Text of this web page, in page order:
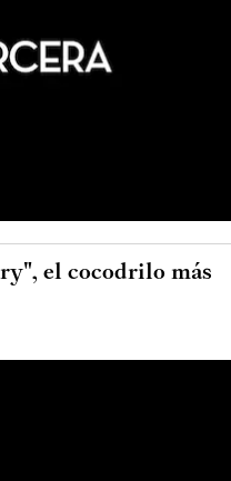
el cocodrilo más